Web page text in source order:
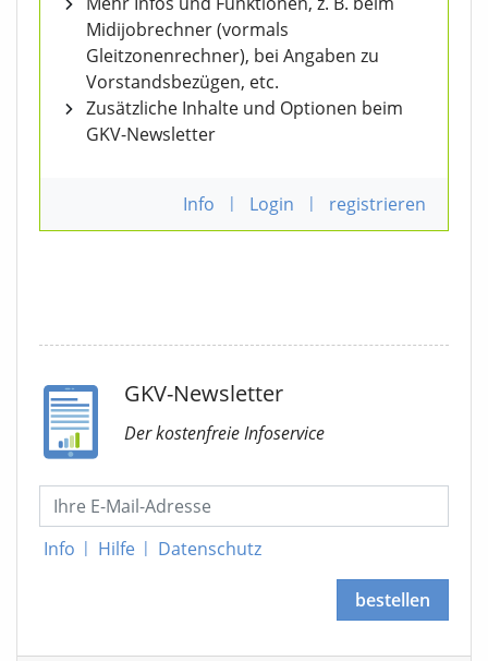
Midijobrechner (vormals
Gleitzonenrechner), bei Angaben zu
Vorstandsbezügen, etc.
Zusätzliche Inhalte und Optionen beim
GKV-Newsletter
Info | Login | registrieren
GKV-Newsletter
Der kostenfreie Infoservice
Info | Hilfe | Datenschutz
bestellen